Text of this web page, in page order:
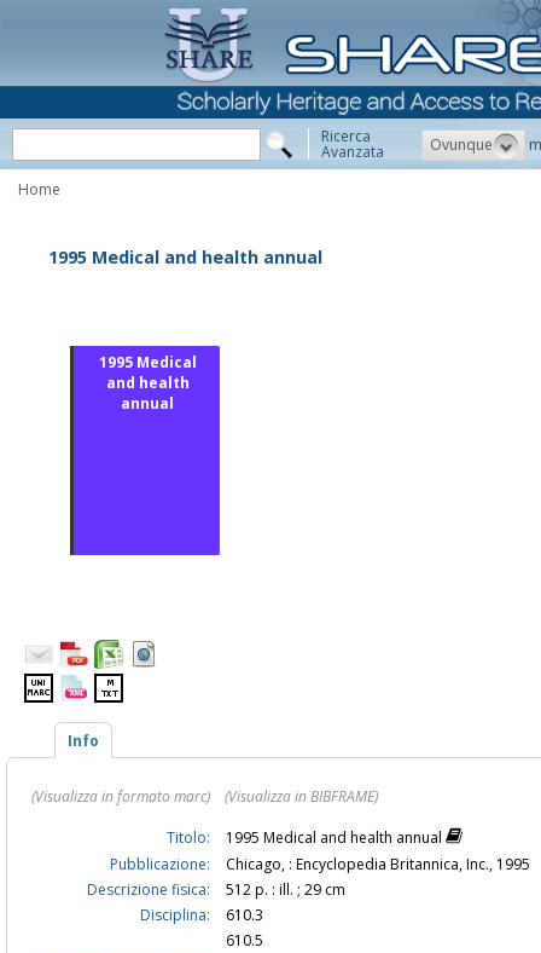
Ricerca
Avanzata Ovunque
Home
1995 Medical and health annual
1995 Medical
and health
annual
Info
(Visualizza in formato marc)
(Visualizza in BIBFRAME)
Titolo:
1995 Medical and health annual
Pubblicazione:
Chicago, : Encyclopedia Britannica, Inc., 1995
Descrizione fisica:
512 p. : ill. ; 29 cm
Disciplina:
610.3
610.5